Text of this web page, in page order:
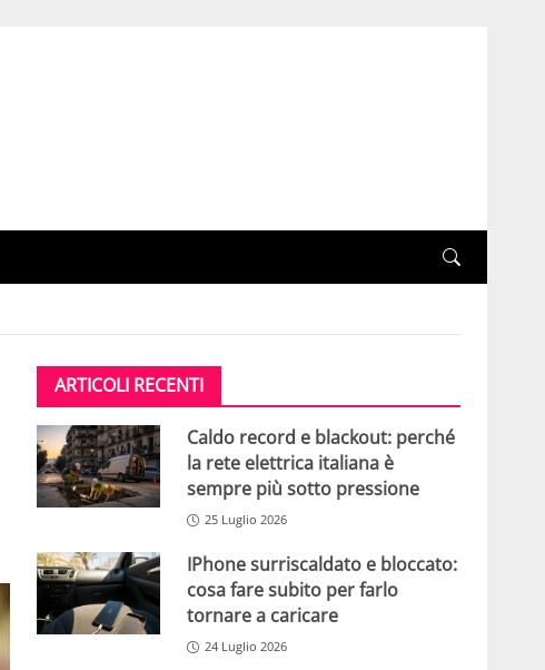
ARTICOLI RECENTI
Caldo record e blackout: perché
la rete elettrica italiana è
sempre più sotto pressione
25 Luglio 2026
IPhone surriscaldato e bloccato:
cosa fare subito per farlo
tornare a caricare
24 Luglio 2026